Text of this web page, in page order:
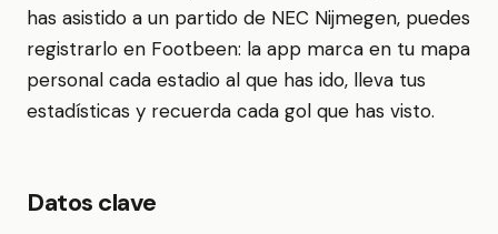
has asistido a un partido de NEC Nijmegen, puedes
registrarlo en Footbeen: la app marca en tu mapa
personal cada estadio al que has ido, lleva tus
estadísticas y recuerda cada gol que has visto.
Datos clave